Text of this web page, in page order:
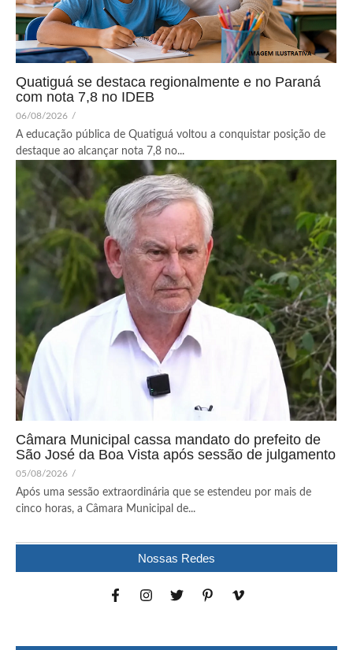
Quatiguá se destaca regionalmente e no Paraná
com nota 7,8 no IDEB
06/08/2026 /
A educação pública de Quatiguá voltou a conquistar posição de
destaque ao alcançar nota 7,8 no...
Câmara Municipal cassa mandato do prefeito de
São José da Boa Vista após sessão de julgamento
05/08/2026 /
Após uma sessão extraordinária que se estendeu por mais de
cinco horas, a Câmara Municipal de...
Nossas Redes